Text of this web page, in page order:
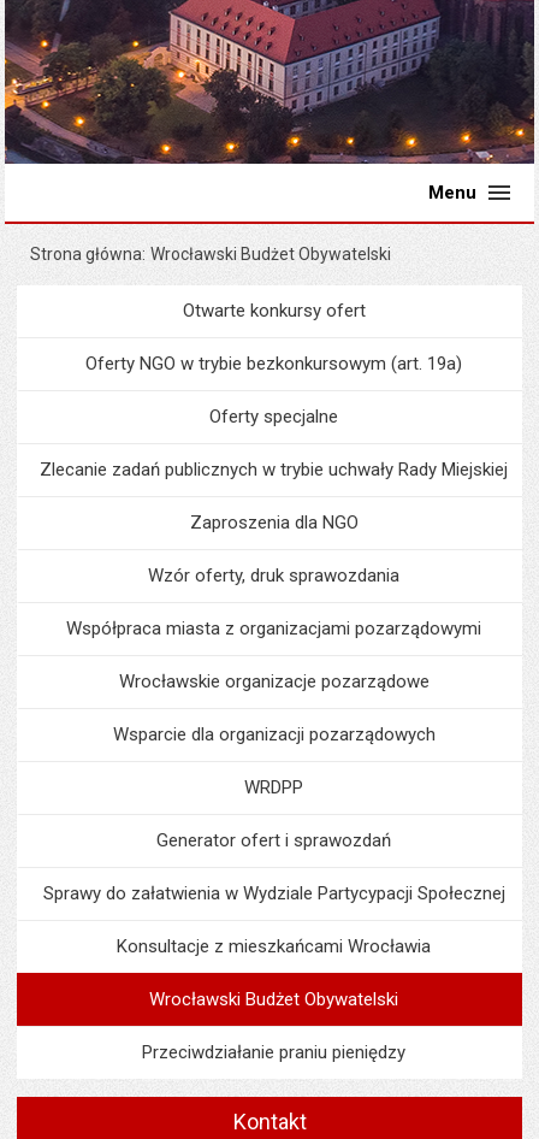
Menu
Strona główna Wrocławski Budżet Obywatelski
MenuOrganizacje pozarządowe
Otwarte konkursy ofert
Oferty NGO w trybie bezkonkursowym (art. 19a)
Oferty specjalne
Zlecanie zadań publicznych w trybie uchwały Rady Miejskiej
Zaproszenia dla NGO
Wzór oferty, druk sprawozdania
Współpraca miasta z organizacjami pozarządowymi
Wrocławskie organizacje pozarządowe
Wsparcie dla organizacji pozarządowych
WRDPP
Generator ofert i sprawozdań
Sprawy do załatwienia w Wydziale Partycypacji Społecznej
Konsultacje z mieszkańcami Wrocławia
Wrocławski Budżet Obywatelski
Przeciwdziałanie praniu pieniędzy
Kontakt